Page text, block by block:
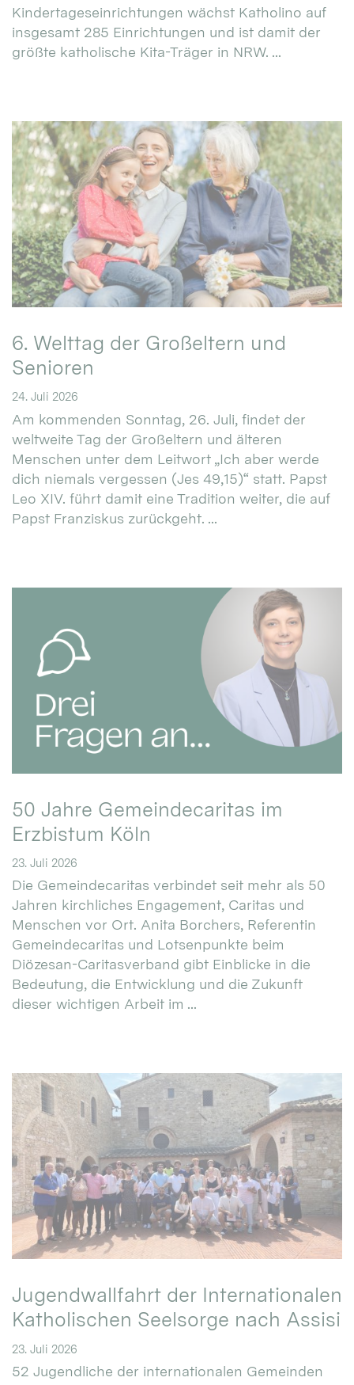
Kindertageseinrichtungen wächst Katholino auf
insgesamt 285 Einrichtungen und ist damit der
größte katholische Kita-Träger in NRW. ...
6. Welttag der Großeltern und
Senioren
24. Juli 2026
Am kommenden Sonntag, 26. Juli, findet der
weltweite Tag der Großeltern und älteren
Menschen unter dem Leitwort „Ich aber werde
dich niemals vergessen (Jes 49,15)“ statt. Papst
Leo XIV. führt damit eine Tradition weiter, die auf
Papst Franziskus zurückgeht. ...
50 Jahre Gemeindecaritas im
Erzbistum Köln
23. Juli 2026
Die Gemeindecaritas verbindet seit mehr als 50
Jahren kirchliches Engagement, Caritas und
Menschen vor Ort. Anita Borchers, Referentin
Gemeindecaritas und Lotsenpunkte beim
Diözesan-Caritasverband gibt Einblicke in die
Bedeutung, die Entwicklung und die Zukunft
dieser wichtigen Arbeit im ...
Jugendwallfahrt der Internationalen
Katholischen Seelsorge nach Assisi
23. Juli 2026
52 Jugendliche der internationalen Gemeinden